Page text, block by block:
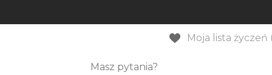
Moja lista życzeń
Masz pytania?